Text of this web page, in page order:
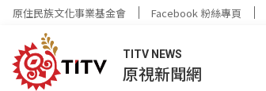
原住民族文化事業基金會 Facebook 粉絲專頁
TITV NEWS
原視新聞網